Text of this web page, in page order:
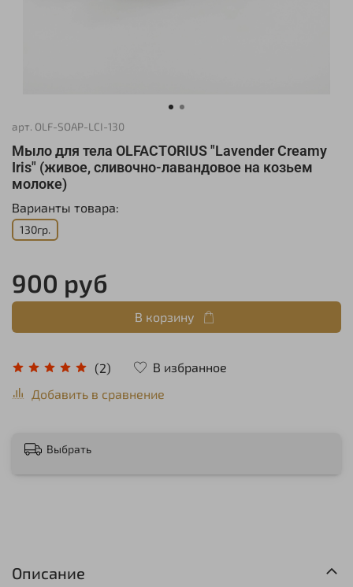
арт. OLF-SOAP-LCI-130
Мыло для тела OLFACTORIUS "Lavender Creamy
Iris" (живое, сливочно-лавандовое на козьем
молоке)
(2)
В избранное
Добавить в сравнение
Варианты товара:
130гр.
900 руб
В корзину
Выбрать
Описание